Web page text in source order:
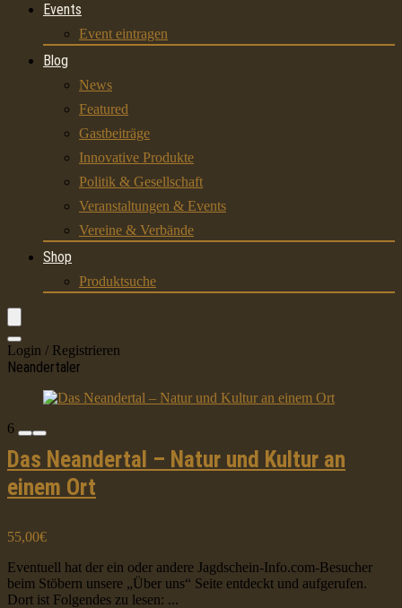
Events
Event eintragen
Blog
News
Featured
Gastbeiträge
Innovative Produkte
Politik & Gesellschaft
Veranstaltungen & Events
Vereine & Verbände
Shop
Produktsuche
Login / Registrieren
Neandertaler
6
Das Neandertal – Natur und Kultur an
einem Ort
55,00€
Eventuell hat der ein oder andere Jagdschein-Info.com-Besucher
beim Stöbern unsere „Über uns“ Seite entdeckt und aufgerufen.
Dort ist Folgendes zu lesen: ...